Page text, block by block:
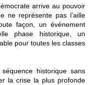
arrive au pouvoir
ne représente pas l’aille
façon, un événement
phase historique, un
pour toutes les classes
historique sans
la crise la plus profonde